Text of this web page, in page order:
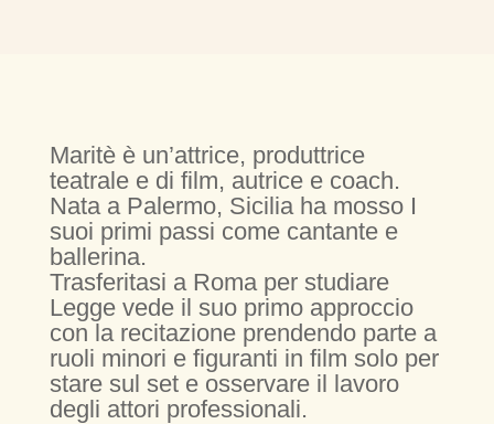
Maritè è un’attrice, produttrice
teatrale e di film, autrice e coach.
Nata a Palermo, Sicilia ha mosso I
suoi primi passi come cantante e
ballerina.
Trasferitasi a Roma per studiare
Legge vede il suo primo approccio
con la recitazione prendendo parte a
ruoli minori e figuranti in film solo per
stare sul set e osservare il lavoro
degli attori professionali.